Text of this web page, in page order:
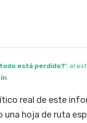
está perdido?", el
real de este
hoja de ruta